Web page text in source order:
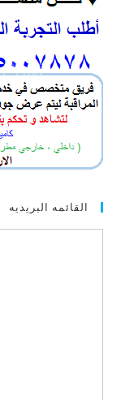
القائمه البريديه